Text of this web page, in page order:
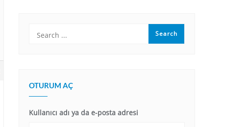
OTURUM AÇ
Kullanıcı adı ya da e-posta adresi